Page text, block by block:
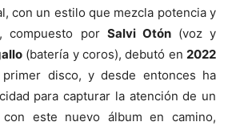
con un estilo que mezcla potencia y
compuesto por Salvi Otón(voz y
(batería y coros), debutó en2022
disco, y desde entonces ha
para capturar la atención de un
este nuevo álbum en camino,